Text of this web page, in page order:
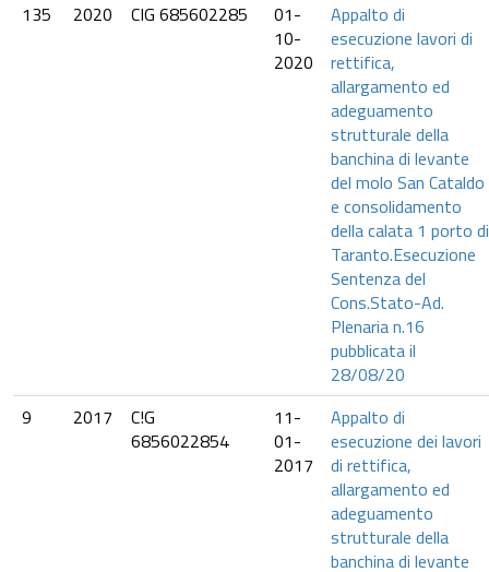
135
2020 CIG 685602285
01-
10-
2020
Appalto di
esecuzione lavori di
rettifica,
allargamento ed
adeguamento
strutturale della
banchina di levante
del molo San Cataldo
e consolidamento
della calata 1 porto di
Taranto.Esecuzione
Sentenza del
Cons.Stato-Ad.
Plenaria n.16
pubblicata il
28/08/20
9
2017
C!G
6856022854
11-
01-
2017
Appalto di
esecuzione dei lavori
di rettifica,
allargamento ed
adeguamento
strutturale della
banchina di levante